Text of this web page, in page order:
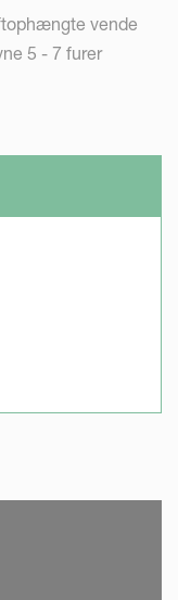
vende
5 - 7 furer